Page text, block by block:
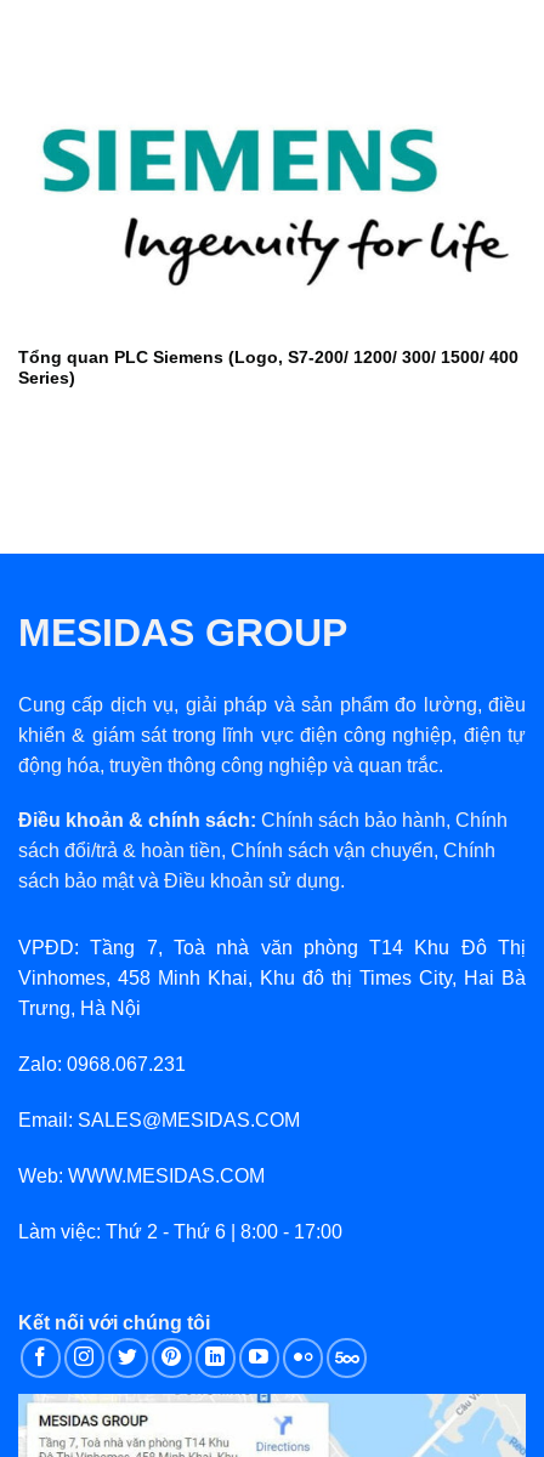
Tổng quan PLC Siemens (Logo, S7-200/ 1200/ 300/ 1500/ 400
Series)
MESIDAS GROUP
Cung cấp dịch vụ, giải pháp và sản phẩm đo lường, điều
khiển & giám sát trong lĩnh vực điện công nghiệp, điện tự
động hóa, truyền thông công nghiệp và quan trắc.
Điều khoản & chính sách: Chính sách bảo hành, Chính
sách đổi/trả & hoàn tiền, Chính sách vận chuyển, Chính
sách bảo mậtvà Điều khoản sử dụng.
VPĐD: Tầng 7, Toà nhà văn phòng T14 Khu Đô Thị
Vinhomes, 458 Minh Khai, Khu đô thị Times City, Hai Bà
Trưng, Hà Nội
Zalo: 0968.067.231
Email: SALES@MESIDAS.COM
Web: WWW.MESIDAS.COM
Làm việc: Thứ 2 - Thứ 6 | 8:00 - 17:00
Kết nối với chúng tôi